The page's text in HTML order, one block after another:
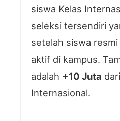
siswa Kelas
seleksi tersendiri
setelah siswa
aktif di kampus.
adalah +10 Juta
Internasional.